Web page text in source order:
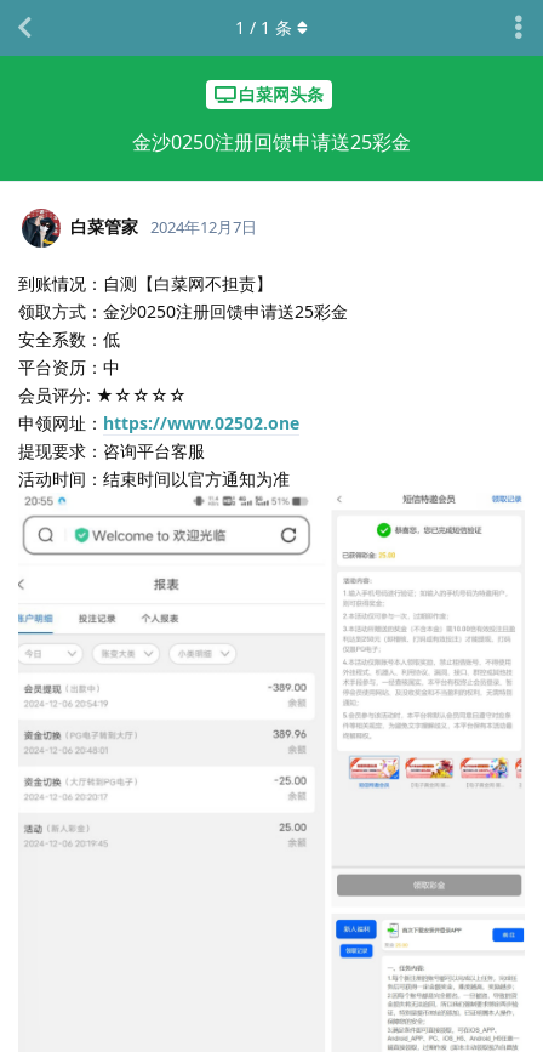
白菜网头条
金沙0250注册回馈申请送25彩金
1 / 1 条
白菜管家 2024年12月7日
到账情况：自测【白菜网不担责】
领取方式：金沙0250注册回馈申请送25彩金
安全系数：低
平台资历：中
会员评分: ★☆☆☆☆
申领网址： https://www.02502.one
提现要求：咨询平台客服
活动时间：结束时间以官方通知为准